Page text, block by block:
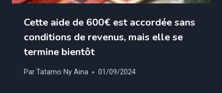
Cette aide de 600€ est accordée sans
conditions de revenus, mais elle se
termine bientôt
ParTatamo Ny Aina 01/09/2024